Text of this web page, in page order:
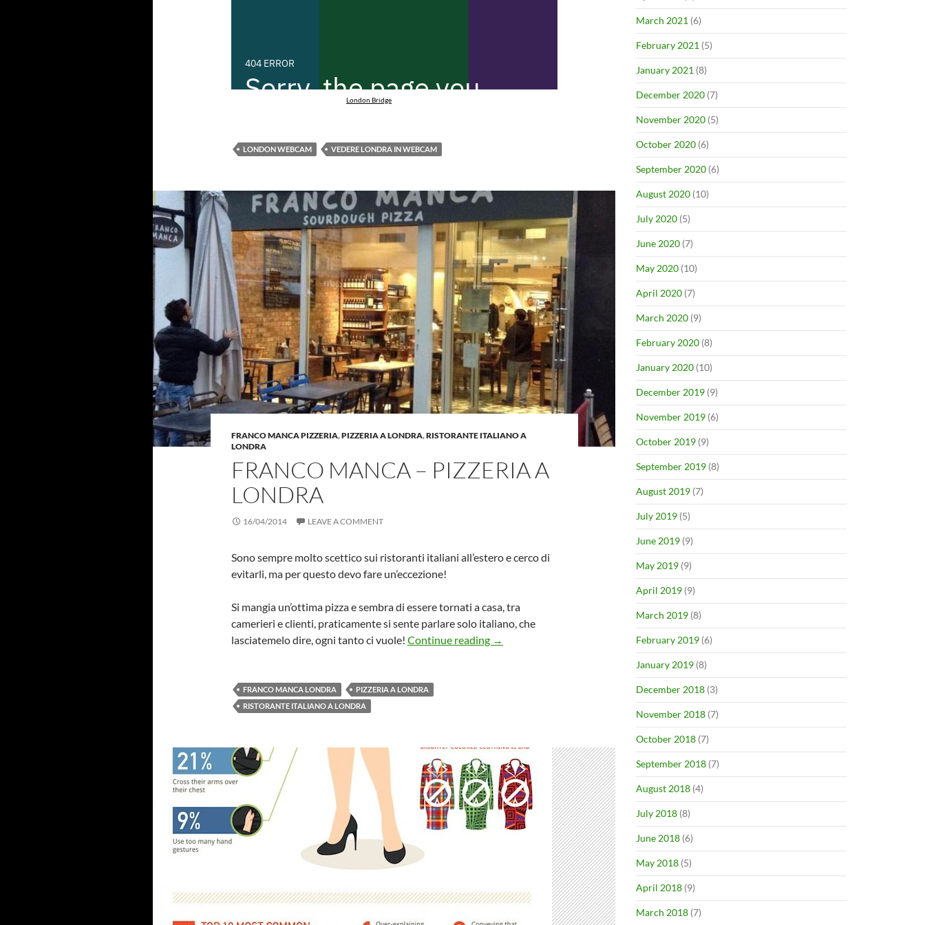
London Bridge
LONDON WEBCAM VEDERE LONDRA IN WEBCAM
FRANCO MANCA PIZZERIA,PIZZERIA A LONDRA,RISTORANTE ITALIANO A
LONDRA
FRANCO MANCA – PIZZERIA A
LONDRA
16/04/2014 LEAVE A COMMENT
Sono sempre molto scettico sui ristoranti italiani all’estero e cerco di
evitarli, ma per questo devo fare un’eccezione!
Si mangia un’ottima pizza e sembra di essere tornati a casa, tra
camerieri e clienti, praticamente si sente parlare solo italiano, che
lasciatemelo dire, ogni tanto ci vuole! Continue reading Franco Manca – Pizzeria a Londra
→
FRANCO MANCA LONDRA
PIZZERIA A LONDRA
RISTORANTE ITALIANO A LONDRA
March 2021 (6)
February 2021 (5)
January 2021 (8)
December 2020 (7)
November 2020 (5)
October 2020 (6)
September 2020 (6)
August 2020 (10)
July 2020 (5)
June 2020 (7)
May 2020 (10)
April 2020 (7)
March 2020 (9)
February 2020 (8)
January 2020 (10)
December 2019 (9)
November 2019 (6)
October 2019 (9)
September 2019 (8)
August 2019 (7)
July 2019 (5)
June 2019 (9)
May 2019 (9)
April 2019 (9)
March 2019 (8)
February 2019 (6)
January 2019 (8)
December 2018 (3)
November 2018 (7)
October 2018 (7)
September 2018 (7)
August 2018 (4)
July 2018 (8)
June 2018 (6)
May 2018 (5)
April 2018 (9)
March 2018 (7)